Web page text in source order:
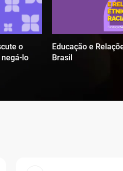
o
lo
Educação e
Brasil